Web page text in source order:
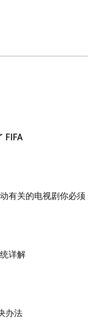
FIFA
有关的电视剧你必须
详解
办法